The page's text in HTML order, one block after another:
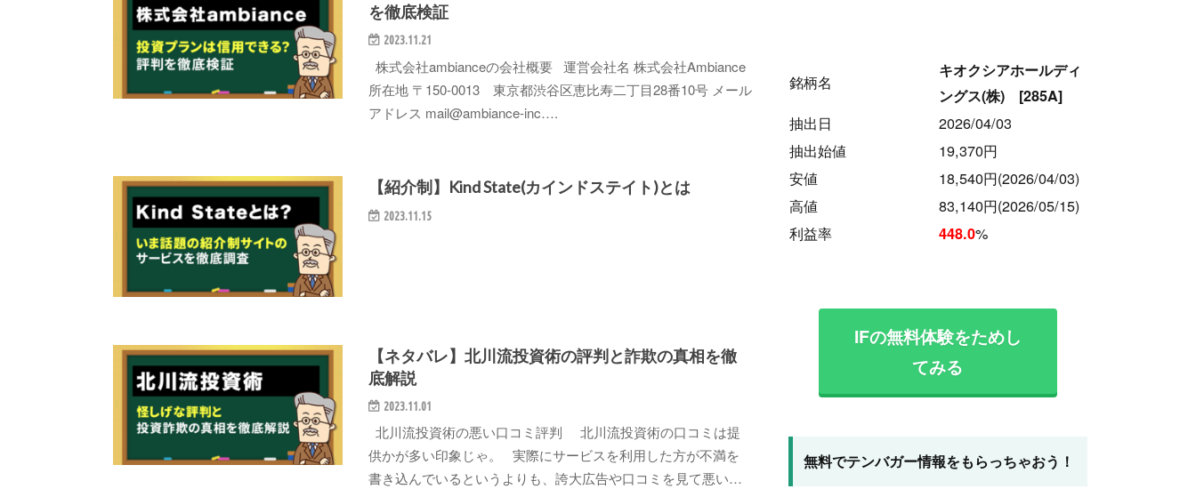
を徹底検証
2023.11.21
株式会社ambianceの会社概要 運営会社名 株式会社Ambiance
所在地 〒150-0013 東京都渋谷区恵比寿二丁目28番10号 メール
アドレス mail@ambiance-inc….
【紹介制】Kind State(カインドステイト)とは
2023.11.15
【ネタバレ】北川流投資術の評判と詐欺の真相を徹
底解説
2023.11.01
北川流投資術の悪い口コミ評判 北川流投資術の口コミは提
供かが多い印象じゃ。 実際にサービスを利用した方が不満を
書き込んでいるというよりも、誇大広告や口コミを見て悪い…
銘柄名
キオクシアホールディ
ングス(株) [285A]
抽出日
2026/04/03
抽出始値
19,370円
安値
18,540円(2026/04/03)
高値
83,140円(2026/05/15)
利益率
448.0%
IFの無料体験をためし
てみる
無料でテンバガー情報をもらっちゃおう！